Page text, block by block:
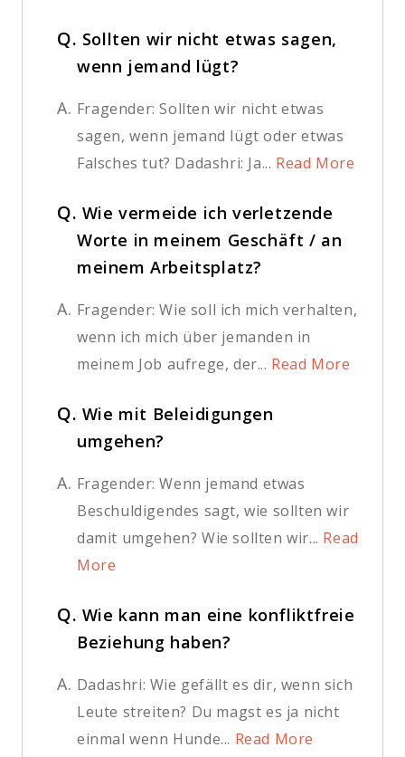
Q. Sollten wir nicht etwas sagen,
wenn jemand lügt?
A. Fragender: Sollten wir nicht etwas
sagen, wenn jemand lügt oder etwas
Falsches tut? Dadashri: Ja... Read More
Q. Wie vermeide ich verletzende
Worte in meinem Geschäft / an
meinem Arbeitsplatz?
A. Fragender: Wie soll ich mich verhalten,
wenn ich mich über jemanden in
meinem Job aufrege, der... Read More
Q. Wie mit Beleidigungen
umgehen?
A. Fragender: Wenn jemand etwas
Beschuldigendes sagt, wie sollten wir
damit umgehen? Wie sollten wir... Read
More
Q. Wie kann man eine konfliktfreie
Beziehung haben?
A. Dadashri: Wie gefällt es dir, wenn sich
Leute streiten? Du magst es ja nicht
einmal wenn Hunde... Read More